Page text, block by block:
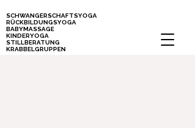
SCHWANGERSCHAFTSYOGA
RÜCKBILDUNGSYOGA
BABYMASSAGE
KINDERYOGA
STILLBERATUNG
KRABBELGRUPPEN